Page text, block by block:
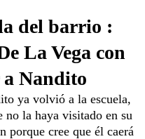
del barrio :
La Vega con
a Nandito
ya volvió a la escuela,
no la haya visitado en su
porque cree que él caerá